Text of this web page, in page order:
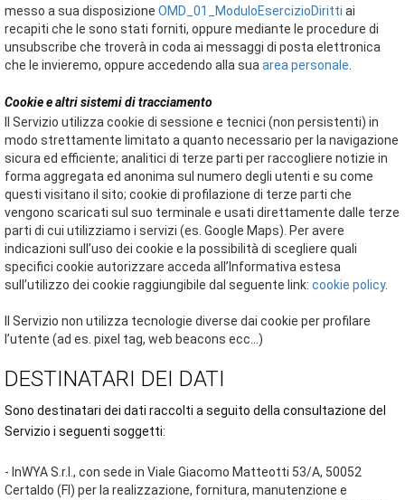
messo a sua disposizione OMD_01_ModuloEsercizioDiritti ai
recapiti che le sono stati forniti, oppure mediante le procedure di
unsubscribe che troverà in coda ai messaggi di posta elettronica
che le invieremo, oppure accedendo alla sua area personale
Cookie e altri sistemi di tracciamento
Il Servizio utilizza cookie di sessione e tecnici (non persistenti) in
modo strettamente limitato a quanto necessario per la navigazione
sicura ed efficiente; analitici di terze parti per raccogliere notizie in
forma aggregata ed anonima sul numero degli utenti e su come
questi visitano il sito; cookie di profilazione di terze parti che
vengono scaricati sul suo terminale e usati direttamente dalle terze
parti di cui utilizziamo i servizi (es. Google Maps). Per avere
indicazioni sull’uso dei cookie e la possibilità di scegliere quali
specifici cookie autorizzare acceda all’Informativa estesa
sull’utilizzo dei cookie raggiungibile dal seguente link: cookie policy.
Il Servizio non utilizza tecnologie diverse dai cookie per profilare
l’utente (ad es. pixel tag, web beacons ecc…)
DESTINATARI DEI DATI
Sono destinatari dei dati raccolti a seguito della consultazione del
Servizio i seguenti soggetti:
- InWYA S.r.l., con sede in Viale Giacomo Matteotti 53/A, 50052
Certaldo (FI) per la realizzazione, fornitura, manutenzione e